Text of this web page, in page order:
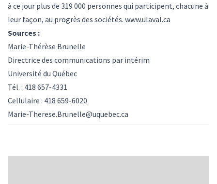
à ce jour plus de 319 000 personnes qui participent, chacune à
leur façon, au progrès des sociétés. www.ulaval.ca
Sources :
Marie-Thérèse Brunelle
Directrice des communications par intérim
Université du Québec
Tél. : 418 657-4331
Cellulaire : 418 659-6020
Marie-Therese.Brunelle@uquebec.ca